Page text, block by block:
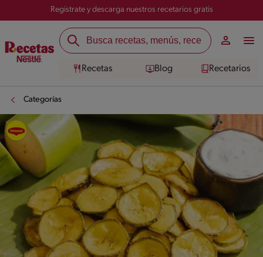
Registrate y descarga nuestros recetarios gratis
Recetas Blog Recetarios
Categorías